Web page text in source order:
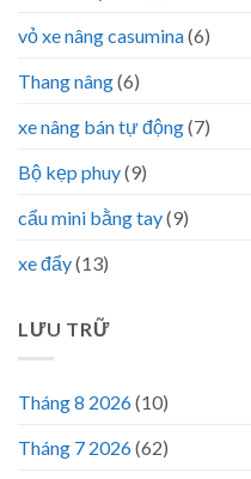
vỏ xe nâng casumina(6)
Thang nâng(6)
xe nâng bán tự động(7)
Bộ kẹp phuy(9)
cẩu mini bằng tay(9)
xe đẩy(13)
LƯU TRỮ
Tháng 8 2026(10)
Tháng 7 2026(62)